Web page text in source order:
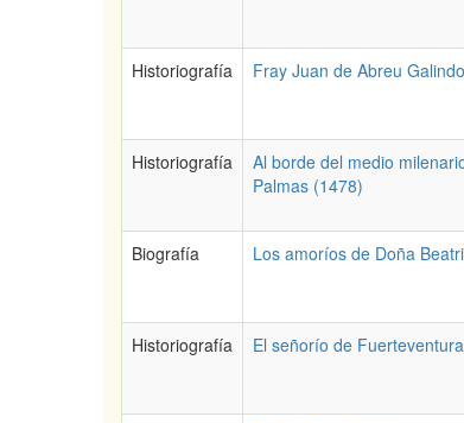
Historiografía Fray Juan de Abreu
Historiografía
Al borde del medio
Palmas (1478)
Biografía Los amoríos de Doña
Historiografía El señorío de